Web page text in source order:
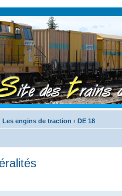
Les engins de traction ‹ DE 18